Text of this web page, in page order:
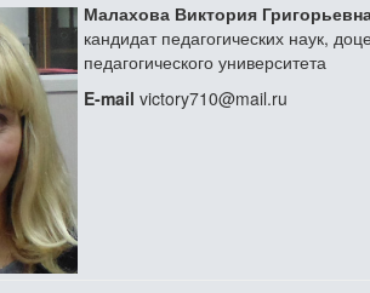
Малахова Виктория
кандидат педагогических наук,
педагогического университета
E-mail victory710@mail.ru